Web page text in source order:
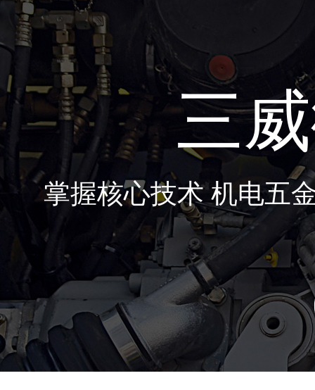
三
掌握核心技术 机电五